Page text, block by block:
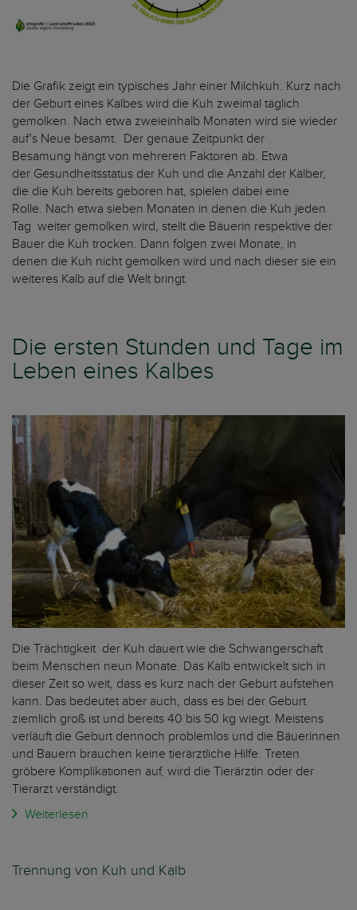
Die Grafik zeigt ein typisches Jahr einer Milchkuh. Kurz nach
der Geburt eines Kalbes wird die Kuh zweimal täglich
gemolken. Nach etwa zweieinhalb Monaten wird sie wieder
auf's Neue besamt. Der genaue Zeitpunkt der
Besamung hängt von mehreren Faktoren ab. Etwa
der Gesundheitsstatus der Kuh und die Anzahl der Kälber,
die die Kuh bereits geboren hat, spielen dabei eine
Rolle. Nach etwa sieben Monaten in denen die Kuh jeden
Tag weiter gemolken wird, stellt die Bäuerin respektive der
Bauer die Kuh trocken. Dann folgen zwei Monate, in
denen die Kuh nicht gemolken wird und nach dieser sie ein
weiteres Kalb auf die Welt bringt.
Die ersten Stunden und Tage im
Leben eines Kalbes
Die Trächtigkeit der Kuh dauert wie die Schwangerschaft
beim Menschen neun Monate. Das Kalb entwickelt sich in
dieser Zeit so weit, dass es kurz nach der Geburt aufstehen
kann. Das bedeutet aber auch, dass es bei der Geburt
ziemlich groß ist und bereits 40 bis 50 kg wiegt. Meistens
verläuft die Geburt dennoch problemlos und die Bäuerinnen
und Bauern brauchen keine tierärztliche Hilfe. Treten
gröbere Komplikationen auf, wird die Tierärztin oder der
Tierarzt verständigt.
Weiterlesen
Trennung von Kuh und Kalb